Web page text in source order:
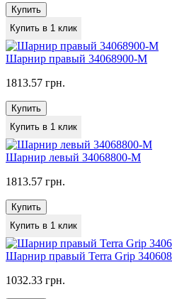
Купить
Купить в 1 клик
Шарнир правый 34068900-M
1813.57 грн.
Купить
Купить в 1 клик
Шарнир левый 34068800-M
1813.57 грн.
Купить
Купить в 1 клик
Шарнир правый Terra Grip
1032.33 грн.